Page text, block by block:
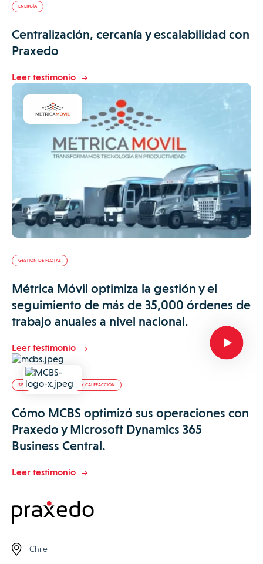
ENERGÍA
Centralización, cercanía y escalabilidad con
Praxedo
Leer testimonio
GESTIÓN DE FLOTAS
Métrica Móvil optimiza la gestión y el
seguimiento de más de 35,000 órdenes de
trabajo anuales a nivel nacional.
Leer testimonio
SISTEMAS DE CLIMATIZACIÓN Y CALEFACCIÓN
Cómo MCBS optimizó sus operaciones con
Praxedo y Microsoft Dynamics 365
Business Central.
Leer testimonio
Chile